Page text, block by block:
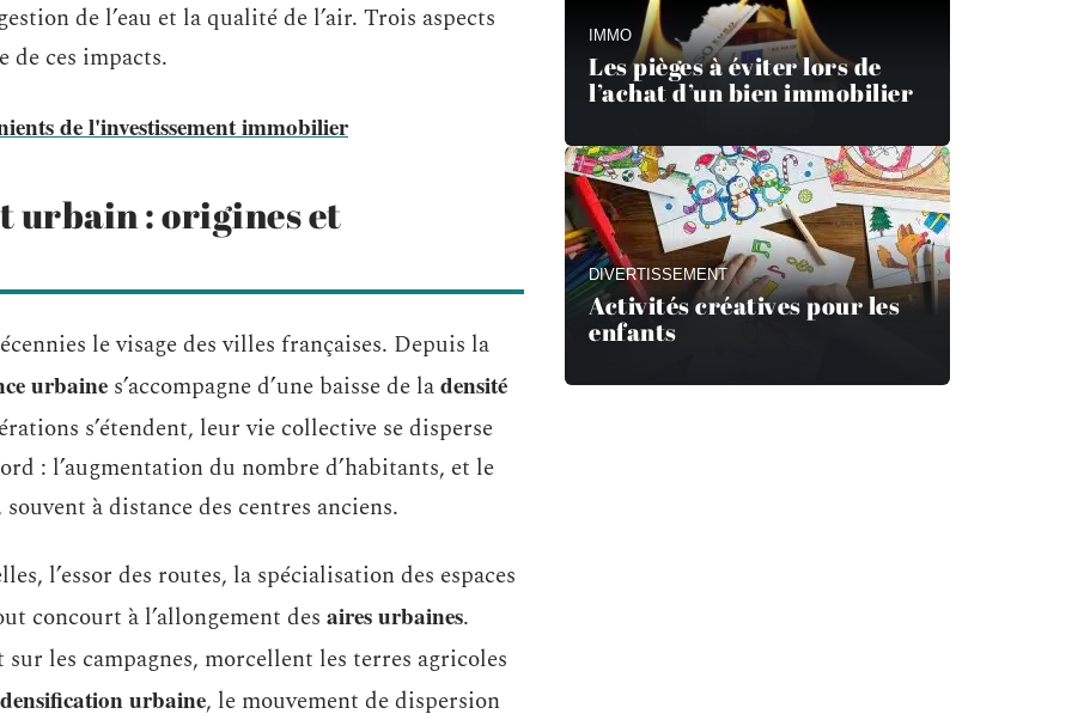
de l’eau et la qualité de l’air. Trois aspects
ces impacts.
de l'investissement immobilier
urbain : origines et
le visage des villes françaises. Depuis la
urbaine s’accompagne d’une baisse de ladensité
s’étendent, leur vie collective se disperse
: l’augmentation du nombre d’habitants, et le
à distance des centres anciens.
l’essor des routes, la spécialisation des espaces
concourt à l’allongement des aires urbaines.
les campagnes, morcellent les terres agricoles
densification urbaine, le mouvement de dispersion
IMMO
Les pièges à éviter lors de
l’achat d’un bien immobilier
DIVERTISSEMENT
Activités créatives pour les
enfants